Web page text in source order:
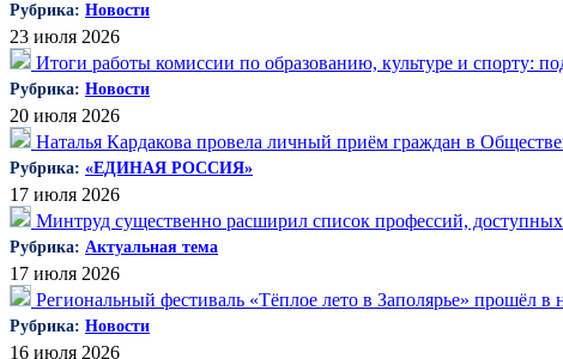
Рубрика: Новости
23 июля 2026
Итоги работы комиссии по образованию, культуре и спорту:
Рубрика: Новости
20 июля 2026
Наталья Кардакова провела личный приём граждан в
Рубрика: «ЕДИНАЯ РОССИЯ»
17 июля 2026
Минтруд существенно расширил список профессий,
Рубрика: Актуальная тема
17 июля 2026
Региональный фестиваль «Тёплое лето в Заполярье» прошёл
Рубрика: Новости
16 июля 2026